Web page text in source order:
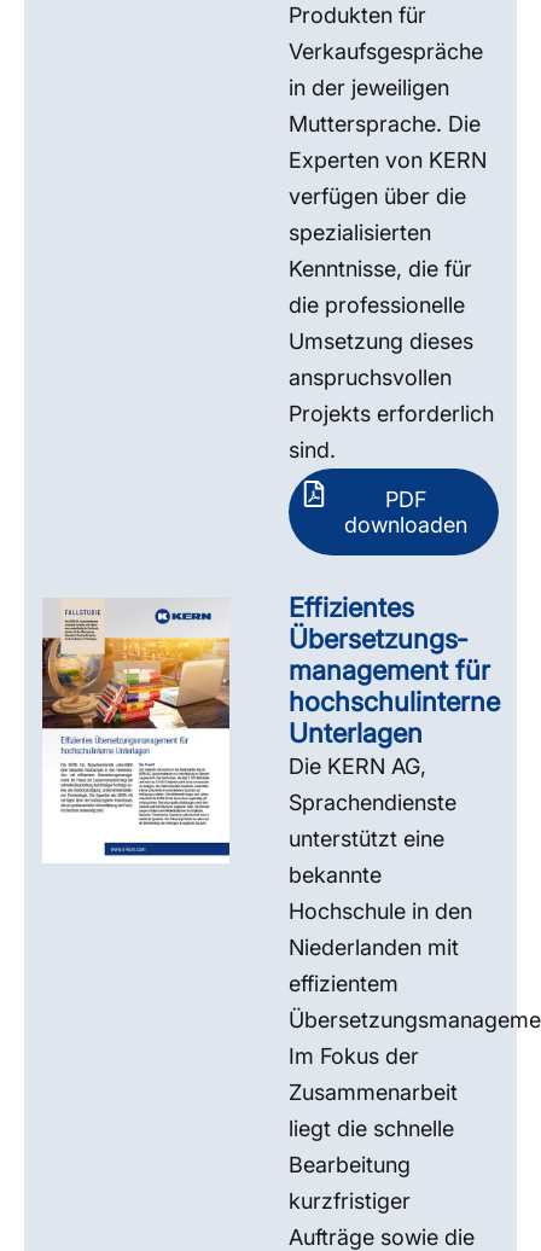
Produkten für
Verkaufsgespräche
in der jeweiligen
Muttersprache. Die
Experten von KERN
verfügen über die
spezialisierten
Kenntnisse, die für
die professionelle
Umsetzung dieses
anspruchsvollen
Projekts erforderlich
sind.
PDF
downloaden
Effizientes
Übersetzungs­
management für
hochschulinterne
Unterlagen
Die KERN AG,
Sprachendienste
unterstützt eine
bekannte
Hochschule in den
Niederlanden mit
effizientem
Im Fokus der
Zusammenarbeit
liegt die schnelle
Bearbeitung
kurzfristiger
Aufträge sowie die